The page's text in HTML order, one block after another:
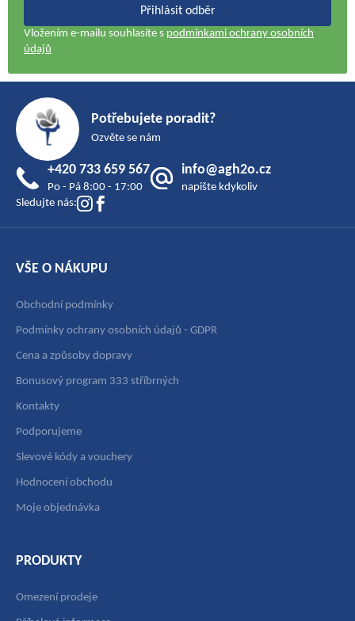
Přihlásit odběr
Vložením e-mailu souhlasíte s podmínkami ochrany osobních
údajů
Potřebujete poradit?
Ozvěte se nám
+420 733 659 567
Po - Pá 8:00 - 17:00
info@agh2o.cz
napište kdykoliv
Sledujte nás:
VŠE O NÁKUPU
Obchodní podmínky
Podmínky ochrany osobních údajů - GDPR
Cena a způsoby dopravy
Bonusový program 333 stříbrných
Kontakty
Podporujeme
Slevové kódy a vouchery
Hodnocení obchodu
Moje objednávka
PRODUKTY
Omezení prodeje